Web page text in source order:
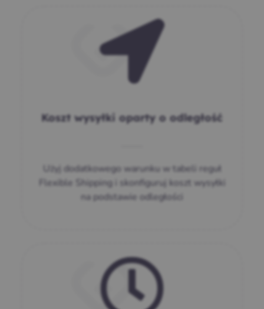
Koszt wysyłki oparty o odległość
Użyj dodatkowego warunku w tabeli reguł
Flexible Shipping i skonfiguruj koszt wysyłki
na podstawie odległości